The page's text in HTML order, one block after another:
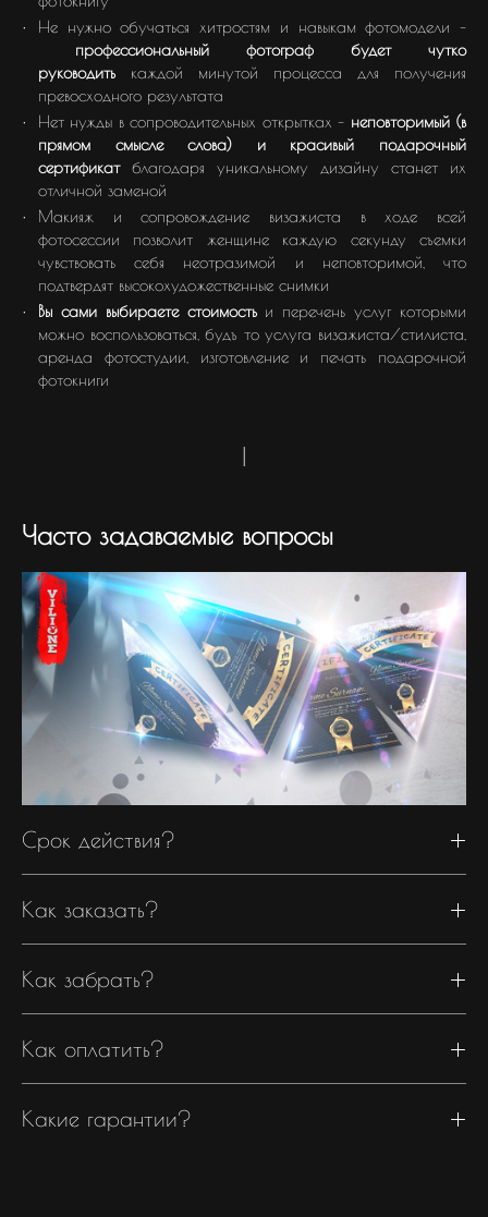
Не нужно обучаться хитростям и навыкам фотомодели –
профессиональный фотограф будет чутко
руководить каждой минутой процесса для получения
превосходного результата
Нет нужды в сопроводительных открытках – неповторимый (в
прямом смысле слова) и красивый подарочный
сертификатблагодаря уникальному дизайну станет их
отличной заменой
Макияж и сопровождение визажиста в ходе всей
фотосессии позволит женщине каждую секунду съемки
чувствовать себя неотразимой и неповторимой, что
подтвердят высокохудожественные снимки
Вы сами выбираете стоимость и перечень услуг которыми
можно воспользоваться, будъ то услуга визажиста/стилиста,
аренда фотостудии, изготовление и печать подарочной
фотокниги
|
Часто задаваемые вопросы
Срок действия?
Как заказать?
Как забрать?
Как оплатить?
Какие гарантии?